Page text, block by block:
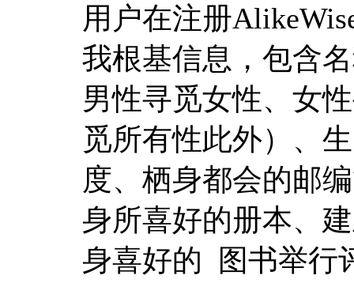
用户在注册
我根基信息，包含
男性寻觅女性、女
觅所有性此外）、
度、栖身都会的邮
身所喜好的册本、
身喜好的 图书举行